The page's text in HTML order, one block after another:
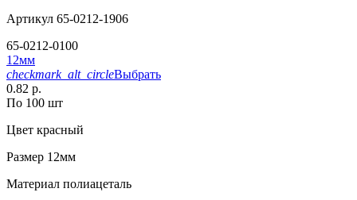
Артикул 65-0212-1906
65-0212-0100
12мм
checkmark_alt_circleВыбрать
0.82 р.
По 100 шт
Цвет красный
Размер 12мм
Материал полиацеталь